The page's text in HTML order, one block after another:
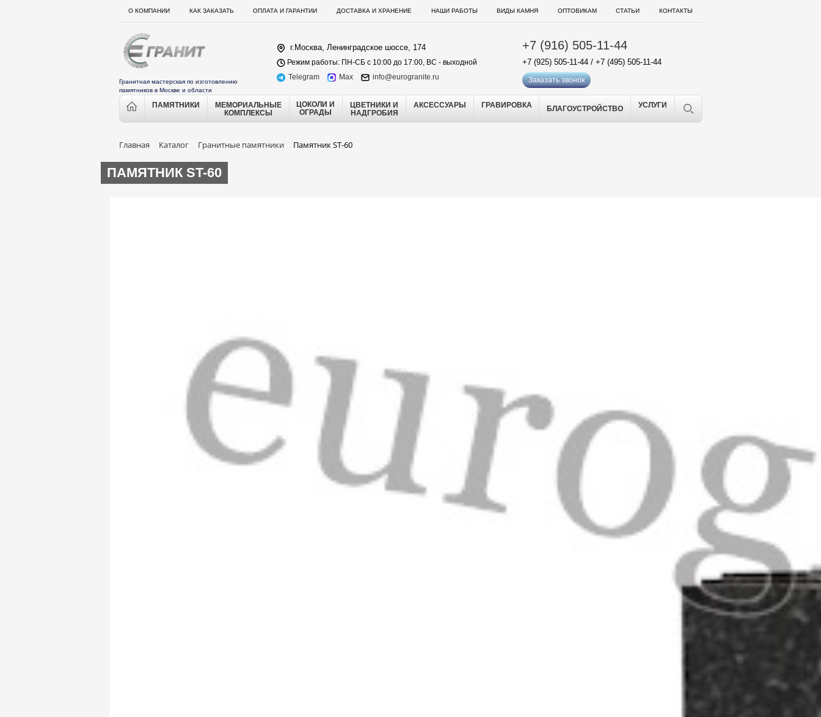
О КОМПАНИИ КАК ЗАКАЗАТЬ ОПЛАТА И ГАРАНТИИ ДОСТАВКА И ХРАНЕНИЕ НАШИ РАБОТЫ ВИДЫ КАМНЯ ОПТОВИКАМ СТАТЬИ КОНТАКТЫ
Гранитная мастерская по изготовлению
памятников в Москве и области
г.Москва, Ленинградское шоссе, 174
Режим работы: ПН-СБ с 10:00 до 17:00, ВС - выходной
Telegram
Max info@eurogranite.ru
+7 (916) 505-11-44
+7 (925) 505-11-44 / +7 (495) 505-11-44
Заказать звонок
ПАМЯТНИКИ
МЕМОРИАЛЬНЫЕ
КОМПЛЕКСЫ
ЦОКОЛИ И
ОГРАДЫ
ЦВЕТНИКИ И
НАДГРОБИЯ
АКСЕССУАРЫ ГРАВИРОВКА БЛАГОУСТРОЙСТВО УСЛУГИ
Главная Каталог Гранитные памятники Памятник ST-60
ПАМЯТНИК ST-60